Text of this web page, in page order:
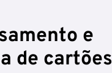
e
de cartões